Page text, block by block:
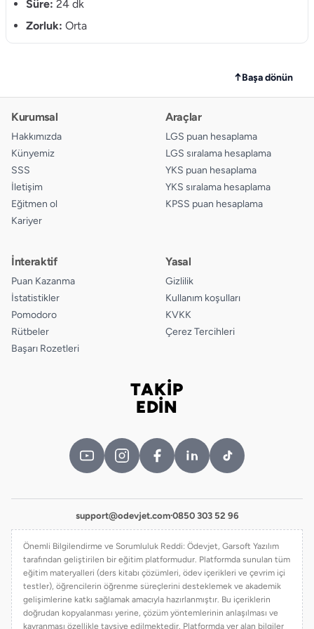
12. A B C D
Süre: 24 dk
Zorluk: Orta
↑Başa dönün
Kurumsal
Hakkımızda
Künyemiz
SSS
İletişim
Eğitmen ol
Kariyer
Araçlar
LGS puan hesaplama
LGS sıralama hesaplama
YKS puan hesaplama
YKS sıralama hesaplama
KPSS puan hesaplama
İnteraktif
Puan Kazanma
İstatistikler
Pomodoro
Rütbeler
Başarı Rozetleri
Yasal
Gizlilik
Kullanım koşulları
KVKK
Çerez Tercihleri
TAKİP
EDİN
support@odevjet.com·0850 303 52 96
Önemli Bilgilendirme ve Sorumluluk Reddi: Ödevjet, Garsoft Yazılım
tarafından geliştirilen bir eğitim platformudur. Platformda sunulan tüm
eğitim materyalleri (ders kitabı çözümleri, ödev içerikleri ve çevrim içi
testler), öğrencilerin öğrenme süreçlerini desteklemek ve akademik
gelişimlerine katkı sağlamak amacıyla hazırlanmıştır. Bu içeriklerin
doğrudan kopyalanması yerine, çözüm yöntemlerinin anlaşılması ve
kavranması özellikle tavsiye edilmektedir. Platformda yer alan bilgiler